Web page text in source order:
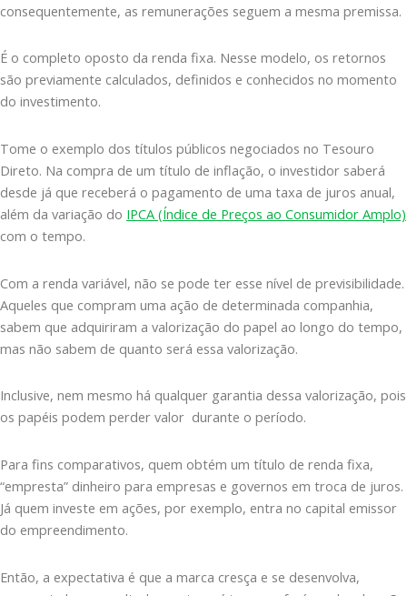
consequentemente, as remunerações seguem a mesma premissa.
É o completo oposto da renda fixa. Nesse modelo, os retornos
são previamente calculados, definidos e conhecidos no momento
do investimento.
Tome o exemplo dos títulos públicos negociados no Tesouro
Direto. Na compra de um título de inflação, o investidor saberá
desde já que receberá o pagamento de uma taxa de juros anual,
além da variação do IPCA (Índice de Preços ao Consumidor Amplo)
com o tempo.
Com a renda variável, não se pode ter esse nível de previsibilidade.
Aqueles que compram uma ação de determinada companhia,
sabem que adquiriram a valorização do papel ao longo do tempo,
mas não sabem de quanto será essa valorização.
Inclusive, nem mesmo há qualquer garantia dessa valorização, pois
os papéis podem perder valor durante o período.
Para fins comparativos, quem obtém um título de renda fixa,
“empresta” dinheiro para empresas e governos em troca de juros.
Já quem investe em ações, por exemplo, entra no capital emissor
do empreendimento.
Então, a expectativa é que a marca cresça e se desenvolva,